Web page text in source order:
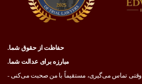
حفاظت از حقوق شما.
مبارزه برای عدالت شما.
وقتی تماس می‌گیری، مستقیماً با من صحبت می‌کنی -